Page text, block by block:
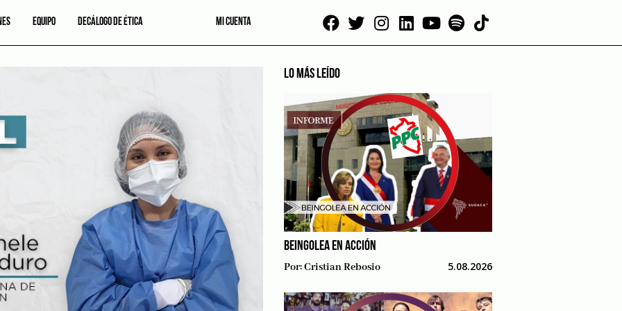
EQUIPO DECÁLOGO DE ÉTICA MI CUENTA
LO MÁS LEÍDO
BEINGOLEA EN ACCIÓN
Por:Cristian Rebosio 5.08.2026